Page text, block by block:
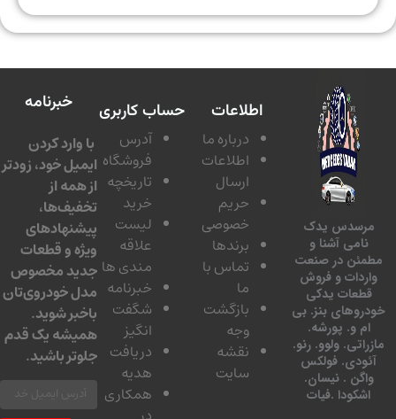
یدک
آشنا و
در صنعت
و فروش
یدکی
بنز. بی
و. پورشه.
ولوو. رنو.
فولکس
. نیسان.
.فیات
اطلاعات
درباره ما
اطلاعات
ارسال
حریم
خصوصی
برندها
تماس با
بازگشت
نقشه
سایت
حساب کاربری
آدرس
فروشگاه
تاریخچه
لیست
مندی ها
خبرنامه
شگفت
دریافت
همکاری
خبرنامه
با وارد کردن
ایمیل خود، زودتر
از همه از
تخفیف‌ها،
پیشنهادهای
ویژه و قطعات
جدید مخصوص
مدل خودروی‌تان
باخبر شوید.
همیشه یک قدم
جلوتر باشید.